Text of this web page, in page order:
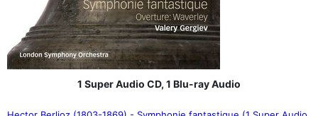
1 Super Audio CD, 1 Blu-ray Audio